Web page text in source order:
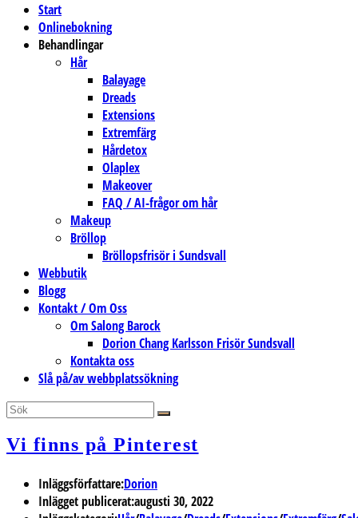
Start
Onlinebokning
Behandlingar
Hår
Balayage
Dreads
Extensions
Extremfärg
Hårdetox
Olaplex
Makeover
FAQ / AI-frågor om hår
Makeup
Bröllop
Bröllopsfrisör i Sundsvall
Webbutik
Blogg
Kontakt / Om Oss
Om Salong Barock
Dorion Chang Karlsson Frisör Sundsvall
Kontakta oss
Slå på/av webbplatssökning
Vi finns på Pinterest
Inläggsförfattare:Dorion
Inlägget publicerat:augusti 30, 2022